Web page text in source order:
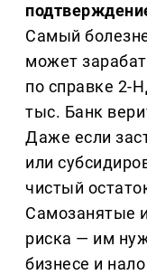
Самый
может
по справке 2-
тыс. Банк
Даже если
или
чистый
Самозанятые
риска — им
бизнесе и